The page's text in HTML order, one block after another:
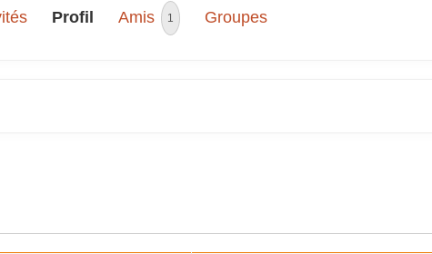
Profil Amis 1 Groupes